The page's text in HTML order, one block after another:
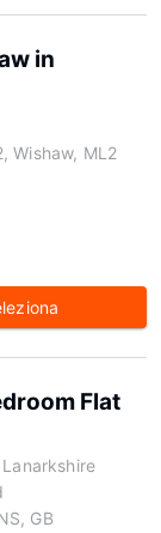
in
Wishaw, ML2
Flat
GB